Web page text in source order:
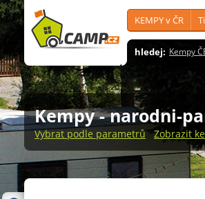
KEMPY v ČR
hledej: Kempy
Kempy - narodni-
Vybrat podle parametrů Zobrazit